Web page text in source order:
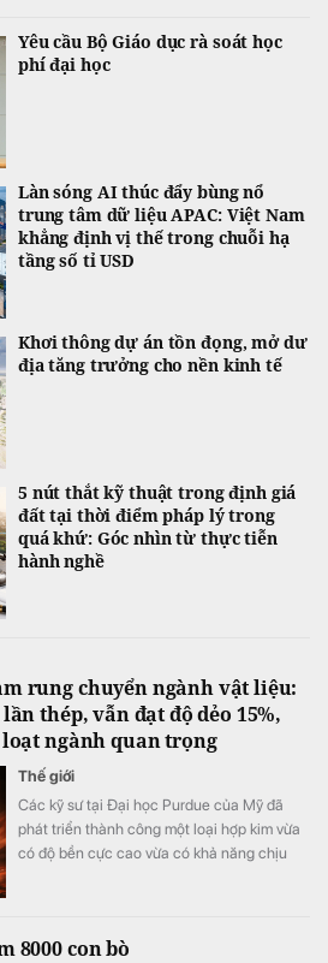
Yêu cầu Bộ Giáo dục rà soát học
phí đại học
Làn sóng AI thúc đẩy bùng nổ
trung tâm dữ liệu APAC: Việt Nam
khẳng định vị thế trong chuỗi hạ
tầng số tỉ USD
Khơi thông dự án tồn đọng, mở dư
địa tăng trưởng cho nền kinh tế
5 nút thắt kỹ thuật trong định giá
đất tại thời điểm pháp lý trong
quá khứ: Góc nhìn từ thực tiễn
hành nghề
rung chuyển ngành vật liệu:
thép, vẫn đạt độ dẻo 15%,
ngành quan trọng
Thế giới
Các kỹ sư tại Đại học Purdue của Mỹ đã
phát triển thành công một loại hợp kim vừa
có độ bền cực cao vừa có khả năng chịu
8000 con bò